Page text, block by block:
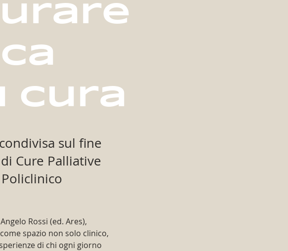
cura
sul fine
Cure Palliative
Policlinico
Rossi (ed. Ares),
spazio non solo clinico,
di chi ogni giorno